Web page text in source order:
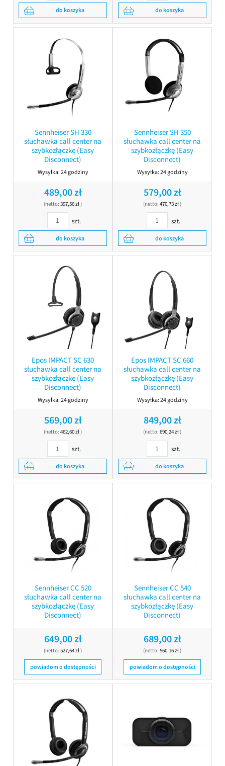
do koszyka do koszyka
Sennheiser SH 330
słuchawka call center na
szybkozłączkę (Easy
Disconnect)
Wysyłka:24 godziny
489,00 zł
(netto: 397,56 zł)
szt.
do koszyka
Sennheiser SH 350
słuchawka call center na
szybkozłączkę (Easy
Disconnect)
Wysyłka:24 godziny
579,00 zł
(netto: 470,73 zł)
szt.
do koszyka
Epos IMPACT SC 630
słuchawka call center na
szybkozłączkę (Easy
Disconnect)
Wysyłka:24 godziny
569,00 zł
(netto: 462,60 zł)
szt.
do koszyka
Epos IMPACT SC 660
słuchawka call center na
szybkozłączkę (Easy
Disconnect)
Wysyłka:24 godziny
849,00 zł
(netto: 690,24 zł)
szt.
do koszyka
Sennheiser CC 520
słuchawka call center na
szybkozłączkę (Easy
Disconnect)
649,00 zł
(netto: 527,64 zł)
powiadom o dostępności
Sennheiser CC 540
słuchawka call center na
szybkozłączkę (Easy
Disconnect)
689,00 zł
(netto: 560,16 zł)
powiadom o dostępności